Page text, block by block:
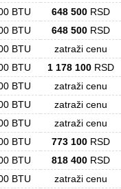
BTU 648 500 RSD
BTU 648 500 RSD
BTU
zatraži cenu
BTU 1 178 100 RSD
BTU
zatraži cenu
BTU
zatraži cenu
BTU
zatraži cenu
BTU 773 100 RSD
BTU 818 400 RSD
BTU
zatraži cenu